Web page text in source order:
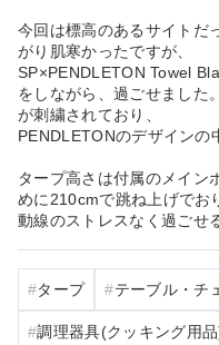
今回は標高のあるサイトだ
がり肌寒かったですが、
SP×PENDLETON Towel
をしながら、過ごせました
が刺繍されており、
PENDLETONのデザインの
タープ高さは付属のメイン
めに210cmで跳ね上げでお
動線のストレスなく過ごせ
タープ テーブル・チ
調理器具(クッキング用